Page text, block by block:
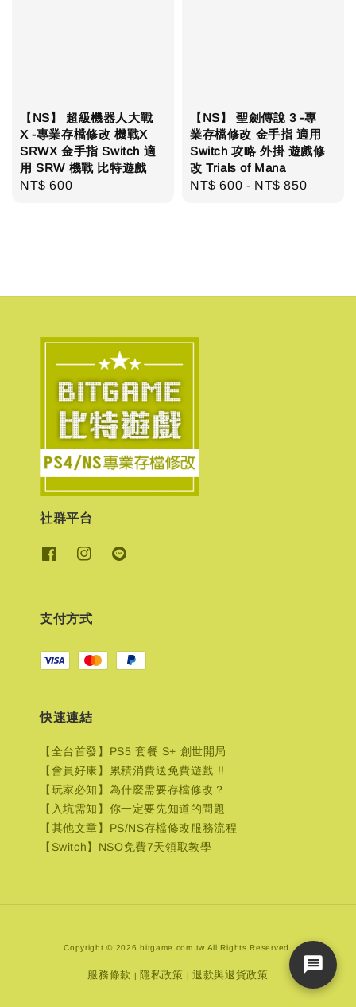
【NS】 超級機器人大戰
X -專業存檔修改 機戰X
SRWX 金手指 Switch 適
用 SRW 機戰 比特遊戲
Regular
NT$ 600
【NS】 聖劍傳說 3 -專
業存檔修改 金手指 適用
Switch 攻略 外掛 遊戲修
改 Trials of Mana
Regular
NT$ 600 - NT$ 850
社群平台
支付方式
快速連結
【全台首發】PS5 套餐 S+ 創世開局
【會員好康】累積消費送免費遊戲 !!
【玩家必知】為什麼需要存檔修改？
【入坑需知】你一定要先知道的問題
【其他文章】PS/NS存檔修改服務流程
【Switch】NSO免費7天領取教學
Copyright © 2026 bitgame.com.tw All Rights Reserved.
服務條款 | 隱私政策 | 退款與退貨政策